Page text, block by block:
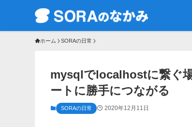
ホーム SORAの日常
mysqlでlocalhostに繋ぐ
ートに勝手につながる
SORAの日常 2020年12月11日